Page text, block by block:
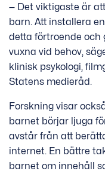
— Det viktigaste är
barn. Att installera
detta förtroende och
vuxna vid behov,
klinisk psykologi,
Statens medieråd.
Forskning visar
barnet börjar ljuga
avstår från att
internet. En bättre
barnet om innehåll